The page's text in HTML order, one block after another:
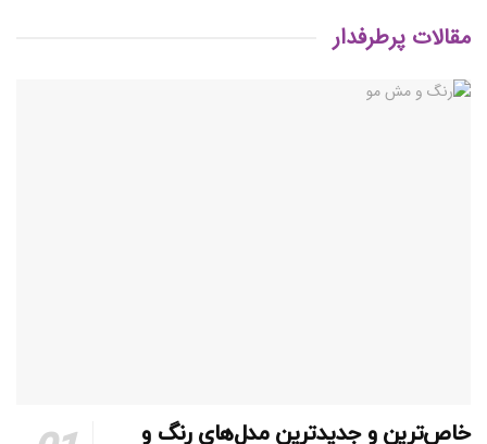
مقالات پرطرفدار
خاص‌ترین و جدیدترین مدل‌های رنگ و